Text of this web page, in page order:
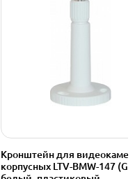
Кронштейн для видеокамер
корпусных LTV-BMW-147